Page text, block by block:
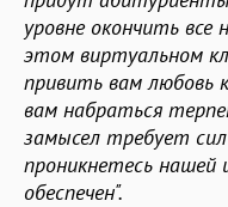
уровне окончить
этом виртуальном
привить вам любовь
вам набраться
замысел требует
проникнетесь нашей
обеспечен".